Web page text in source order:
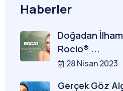
Haberler
Doğadan
Rocio® ...
28 Nisan 2023
Gerçek Göz